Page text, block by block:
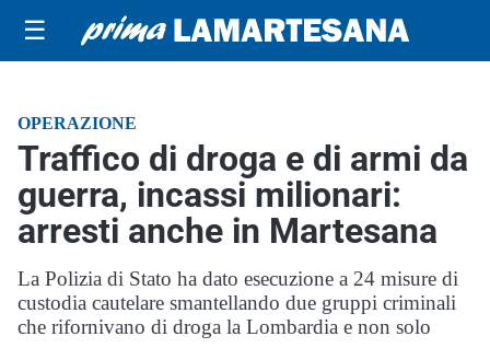
☰
OPERAZIONE
Traffico di droga e di armi da
guerra, incassi milionari:
arresti anche in Martesana
La Polizia di Stato ha dato esecuzione a 24 misure di
custodia cautelare smantellando due gruppi criminali
che rifornivano di droga la Lombardia e non solo